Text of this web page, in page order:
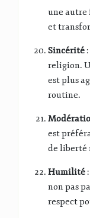
une autre
et
Sincérité
religion.
est plus
routine.
est
de liberté
Humilité
non pas
respect